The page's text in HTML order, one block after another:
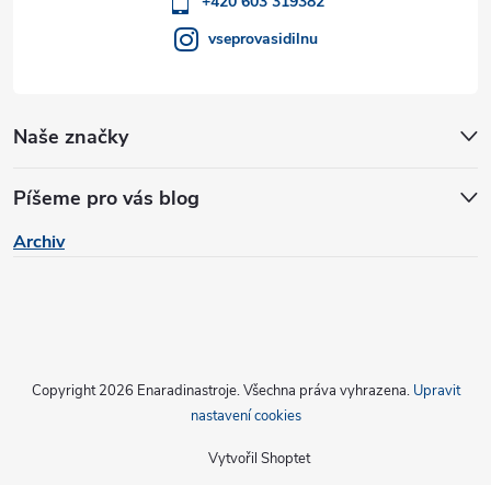
Naše značky
Píšeme pro vás blog
Archiv
vseprovasidilnu
Vytvořil Shoptet
Copyright 2026 Enaradinastroje. Všechna práva vyhrazena. Upravit
nastavení cookies